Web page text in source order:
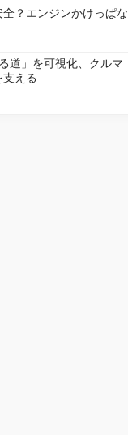
？エンジンかけっぱな
道」を可視化、クルマ
える